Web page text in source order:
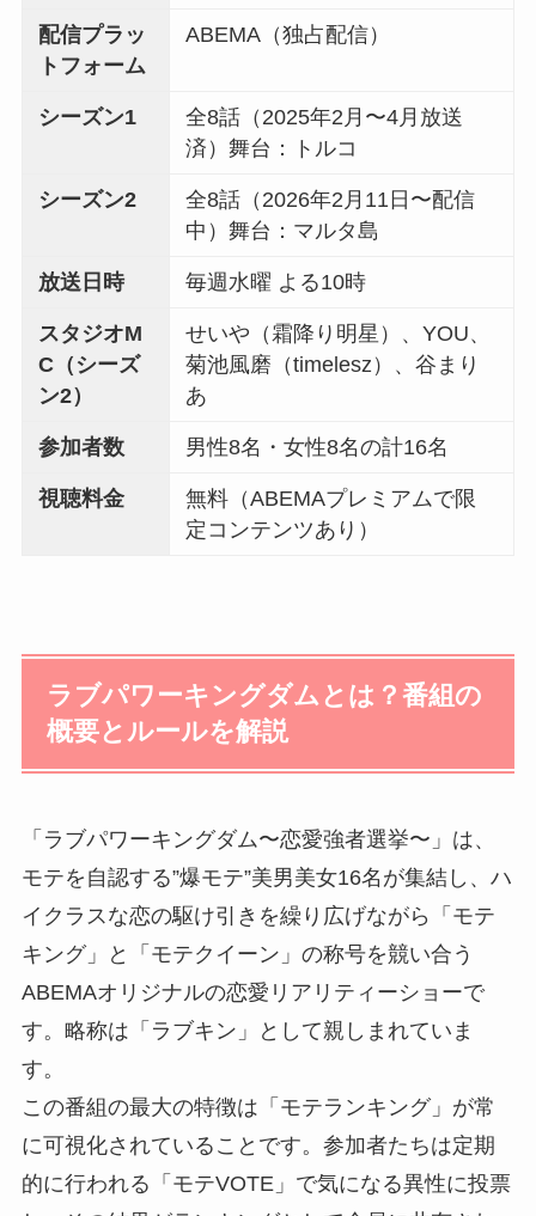
配信プラッ
トフォーム
ABEMA（独占配信）
シーズン1
全8話（2025年2月〜4月放送
済）舞台：トルコ
シーズン2
全8話（2026年2月11日〜配信
中）舞台：マルタ島
放送日時 毎週水曜 よる10時
スタジオM
C（シーズ
ン2）
せいや（霜降り明星）、YOU、
菊池風磨（timelesz）、谷まり
あ
参加者数 男性8名・女性8名の計16名
視聴料金
無料（ABEMAプレミアムで限
定コンテンツあり）
ラブパワーキングダムとは？番組の
概要とルールを解説
「ラブパワーキングダム〜恋愛強者選挙〜」は、
モテを自認する”爆モテ”美男美女16名が集結し、ハ
イクラスな恋の駆け引きを繰り広げながら「モテ
キング」と「モテクイーン」の称号を競い合う
ABEMAオリジナルの恋愛リアリティーショーで
す。略称は「ラブキン」として親しまれていま
す。
この番組の最大の特徴は「モテランキング」が常
に可視化されていることです。参加者たちは定期
的に行われる「モテVOTE」で気になる異性に投票